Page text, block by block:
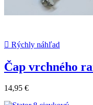
 Rýchly náhľad
Čap vrchného
14,95 €